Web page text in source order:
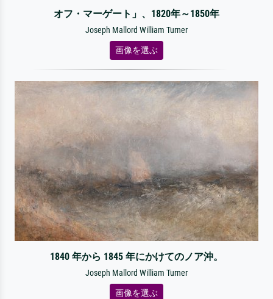
オフ・マーゲート」、1820年～1850年
Joseph Mallord William Turner
画像を選ぶ
1840 年から 1845 年にかけてのノア沖。
Joseph Mallord William Turner
画像を選ぶ